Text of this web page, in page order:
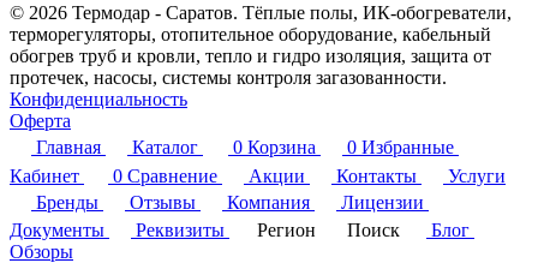
© 2026 Термодар - Саратов. Тёплые полы, ИК-обогреватели,
терморегуляторы, отопительное оборудование, кабельный
обогрев труб и кровли, тепло и гидро изоляция, защита от
протечек, насосы, системы контроля загазованности.
Конфиденциальность
Оферта
Главная
Каталог 0 Корзина 0 Избранные
Кабинет
0 Сравнение Акции Контакты
Услуги
Бренды
Отзывы Компания
Лицензии
Документы
Реквизиты Регион Поиск
Блог
Обзоры